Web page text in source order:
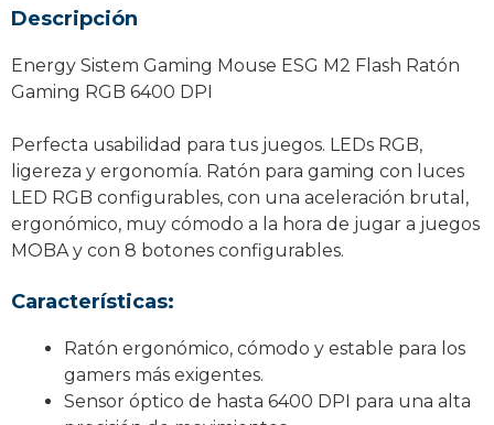
Descripción
Energy Sistem Gaming Mouse ESG M2 Flash Ratón
Gaming RGB 6400 DPI
Perfecta usabilidad para tus juegos. LEDs RGB,
ligereza y ergonomía. Ratón para gaming con luces
LED RGB configurables, con una aceleración brutal,
ergonómico, muy cómodo a la hora de jugar a juegos
MOBA y con 8 botones configurables.
Características:
Ratón ergonómico, cómodo y estable para los
gamers más exigentes.
Sensor óptico de hasta 6400 DPI para una alta